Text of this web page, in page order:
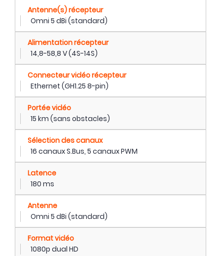
Antenne(s) récepteur
Omni 5 dBi (standard)
Alimentation récepteur
14,8-58,8 V (4S-14S)
Connecteur vidéo récepteur
Ethernet (GH1.25 8-pin)
Portée vidéo
15 km (sans obstacles)
Sélection des canaux
16 canaux S.Bus, 5 canaux PWM
Latence
180 ms
Antenne
Omni 5 dBi (standard)
Format vidéo
1080p dual HD